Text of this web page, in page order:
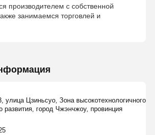
производителем с собственной
занимаемся торговлей и
Цзиньсуо, Зона высокотехнологичного
развития, город Чжэнчжоу, провинция